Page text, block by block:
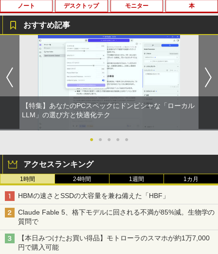
薬屋のひとりごと 17巻 (デジタル版ビッグガ
ンガンコミックス)
￥770
異世界居酒屋「のぶ」(22) (角川コミックス・
エース)
￥832
ONE PIECE モノクロ版 115 (ジャンプコミッ
クスDIGITAL)
￥594
HUNTER×HUNTER モノクロ版 39 (ジャンプ
コミックスDIGITAL)
￥572
ノート
【期間限定 ポイントUP＆クーポン配
布】 Lenovo 500e Chromebook Gen 4
s 2in1 ノートパソコン 83L5S00000 Chr
omeOS N100 メモリ4GB eMMC64GB 1
1.6インチ タッチ対応 再生品Aランク
￥36,800
2
中古ノートパソコン HP ProBook 450 G
5 G6 G7 G8 第10世代 Core i3/i5選択可
16GB SSD512GB 15.6型 Webカメラ テ
ンキー 軽量 ビジネス 在宅勤務 学生向け
￥24,980
3
送料無料 あす楽対応 即日発送 中古良品
nic Let's note CF-SZ6Z Windows11 七
世代Core i7-7600U 16GB 爆速512GB-S
デスクトップ
【今だけ】全品ポイント10倍 お買い物マ
ラソン★8/4～8/11★中古パソコン デス
クトップPC FUJITSU ESPRIMO Q558/B
Core i5 9500T メモリ8GB 中古SSD 2.5
インチ256GB Windows11 Pro 64bit
【送料無料】【1年保証】
￥22,800
デスクトップパソコン デル DELL optipl
GB 16GB SSD256GB HDMI office Win
dows11 pro Win11 4K 対応 ミニPC デ
スクトップパソコン デスクトップ PC 中
古パソコン 1186aR 10249091
￥32,780
3
Win11搭載 デスクトップパソコン ミニP
C miniPC 初心者向け Office付き Windo
モニター
R090-DELL E2220H 21.5インチ 液晶モ
ニタ 1点 フルHD(1920x1080) DisplayP
ort/VGA 応答速度:5ms ★送料無料★
【中古動作品】
￥3,650
ATA | LCD-AH241EDB-B-B | 23.8型ワイ
ドTFT 1920×1080(フルHD) | LEDバック
A・HDMI) | VGAケーブル・電源ケーブ
ル付属【30日保証】
￥6,280
3
【期間限定10%OFFクーポン 8/12 10時
イ ベゼル ディスプレイ 液晶モニター PC
モニター 壁掛け フリッカーレス FreeSy
本
アンダーニンジャ（18） 【電子書籍】[
花沢健吾 ]
杖と剣のウィストリア（16） 【電子書
￥594
3
町人Aは悪役令嬢をどうしても救いた
店共通特典イラスト付】 【電子書籍】[
目黒三吉 ]
おすすめ記事
【特集】あなたのPCスペックにドンピシャな「ローカル
LLM」の選び方と快適化テク
● ● ● ● ●
アクセスランキング
1時間 24時間 1週間 1カ月
HBMの速さとSSDの大容量を兼ね備えた「HBF」
Claude Fable 5、格下モデルに回される不満が85%減。生物学の
質問で
【本日みつけたお買い得品】モトローラのスマホが約1万7,000
円で購入可能